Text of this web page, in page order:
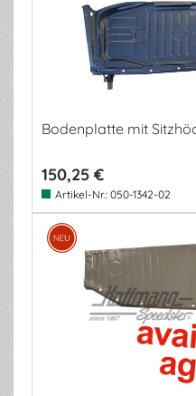
Bodenplatte mit
150,25 €
Artikel-Nr.: 050-1342-02